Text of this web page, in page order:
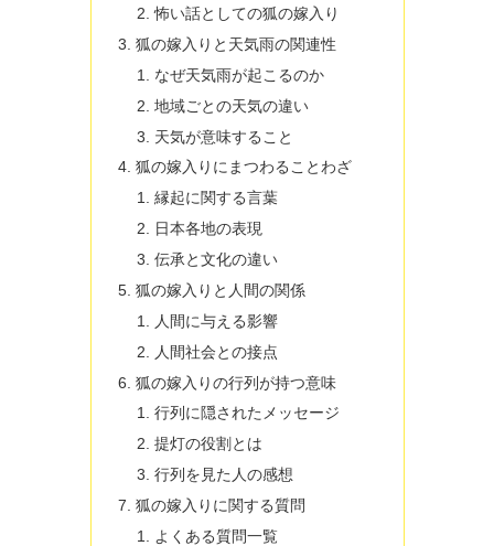
怖い話としての狐の嫁入り
狐の嫁入りと天気雨の関連性
なぜ天気雨が起こるのか
地域ごとの天気の違い
天気が意味すること
狐の嫁入りにまつわることわざ
縁起に関する言葉
日本各地の表現
伝承と文化の違い
狐の嫁入りと人間の関係
人間に与える影響
人間社会との接点
狐の嫁入りの行列が持つ意味
行列に隠されたメッセージ
提灯の役割とは
行列を見た人の感想
狐の嫁入りに関する質問
よくある質問一覧